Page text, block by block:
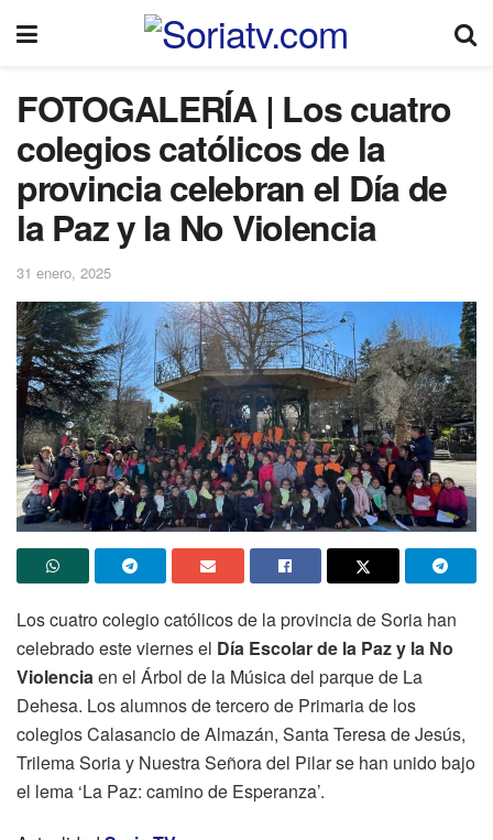
FOTOGALERÍA | Los cuatro
colegios católicos de la
provincia celebran el Día de
la Paz y la No Violencia
31 enero, 2025
Los cuatro colegio católicos de la provincia de Soria han
celebrado este viernes el Día Escolar de la Paz y la No
Violenciaen el Árbol de la Música del parque de La
Dehesa. Los alumnos de tercero de Primaria de los
colegios Calasancio de Almazán, Santa Teresa de Jesús,
Trilema Soria y Nuestra Señora del Pilar se han unido bajo
el lema ‘La Paz: camino de Esperanza’.